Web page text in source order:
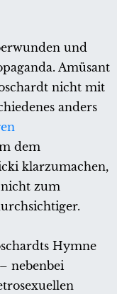
und
Amüsant
nicht mit
anders
dem
klarzumachen,
nicht zum
Hymne
nebenbei